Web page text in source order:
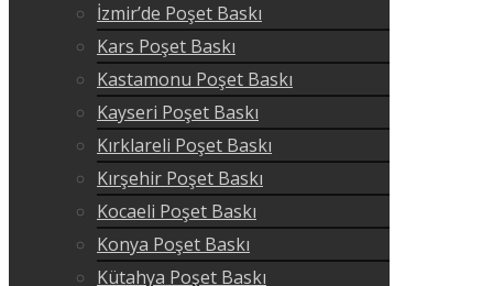
İzmir’de Poşet Baskı
Kars Poşet Baskı
Kastamonu Poşet Baskı
Kayseri Poşet Baskı
Kırklareli Poşet Baskı
Kırşehir Poşet Baskı
Kocaeli Poşet Baskı
Konya Poşet Baskı
Kütahya Poşet Baskı